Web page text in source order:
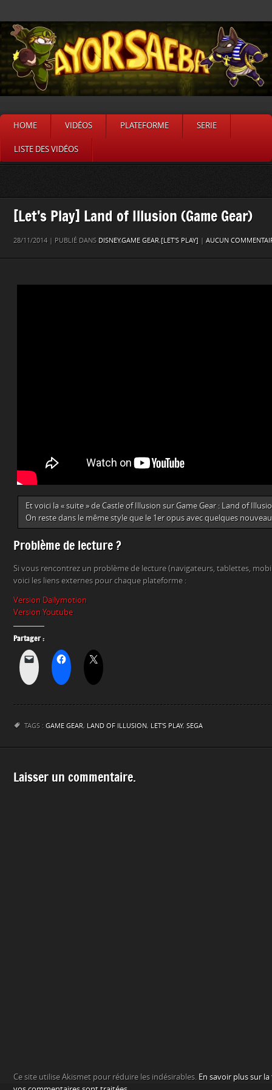
HOME VIDÉOS PLATEFORME SERIE
LISTE DES VIDÉOS
[Let’s Play] Land of Illusion (Game Gear)
28/11/2014 | PUBLIÉ DANS DISNEY,GAME GEAR,[LET'S PLAY] AUCUN
Et voici la « suite » de Castle of Illusion sur Game Gear : Land of
On reste dans le même style que le 1er opus avec quelques
Problème de lecture ?
Si vous rencontrez un problème de lecture (navigateurs, tablettes,
voici les liens externes pour chaque plateforme :
Version Dailymotion
Version Youtube
Partager :
TAGS : GAME GEAR, LAND OF ILLUSION, LET'S PLAY, SEGA
Laisser un commentaire.
Ce site utilise Akismet pour réduire les indésirables. En savoir plus sur